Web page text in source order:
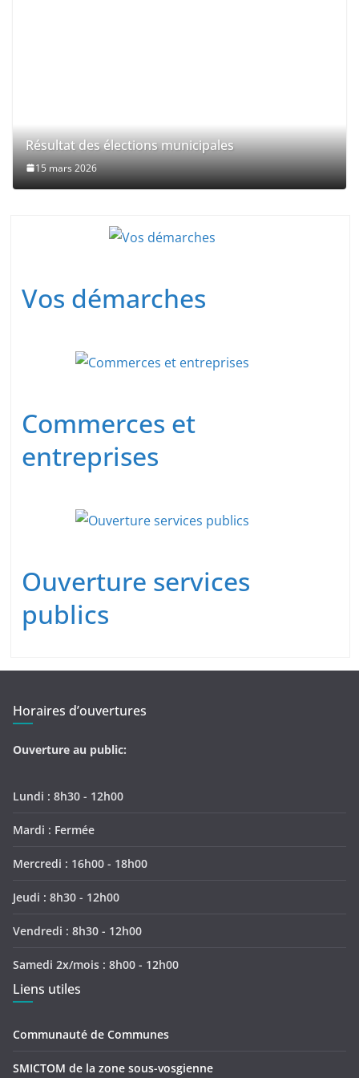
Résultat des élections municipales
15 mars 2026
Vos démarches
Commerces et
entreprises
Ouverture services
publics
Horaires d’ouvertures
Ouverture au public:
Lundi : 8h30 - 12h00
Mardi : Fermée
Mercredi : 16h00 - 18h00
Jeudi : 8h30 - 12h00
Vendredi : 8h30 - 12h00
Samedi 2x/mois : 8h00 - 12h00
Liens utiles
Communauté de Communes
SMICTOM de la zone sous-vosgienne